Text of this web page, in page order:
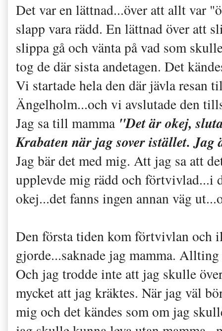
Det var en lättnad...över att allt var
slapp vara rädd. En lättnad över att
slippa gå och vänta på vad som
tog de där sista andetagen. Det
Vi startade hela den där jävla resan
Ängelholm...och vi avslutade den
Jag sa till mamma "Det är okej,
Krabaten när jag sover istället.
Jag bär det med mig. Att jag sa att
upplevde mig rädd och förtvivlad...i
okej...det fanns ingen annan väg
Den första tiden kom förtvivlan och
gjorde...saknade jag mamma.
Och jag trodde inte att jag skulle
mycket att jag kräktes. När jag väl
mig och det kändes som om jag